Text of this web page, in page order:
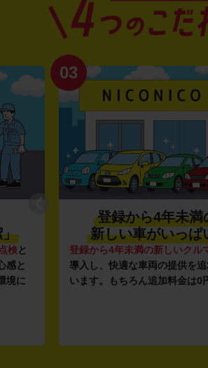
」
検と
感と
境に
03
登録から4年未満
新しい車がいっぱ
登録から4年未満の新しいクル
導入し、快適な車両の提供を
います。もちろん追加料金は0